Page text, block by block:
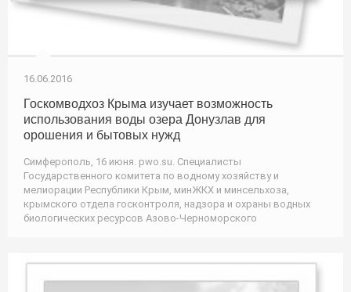
16.06.2016
Госкомводхоз Крыма изучает возможность
использования воды озера Донузлав для
орошения и бытовых нужд
Симферополь, 16 июня. pwo.su. Специалисты
Государственного комитета по водному хозяйству и
мелиорации Республики Крым, минЖКХ и минсельхоза,
крымского отдела госконтроля, надзора и охраны водных
биологических ресурсов Азово-Черноморского